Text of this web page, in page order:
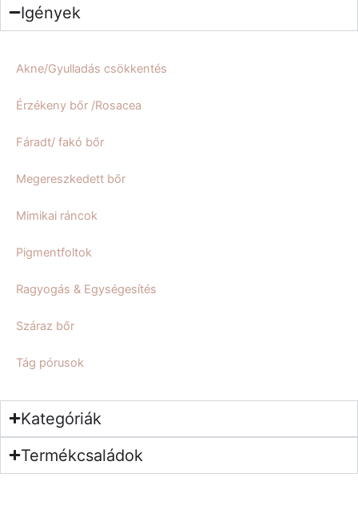
Igények
Akne/Gyulladás csökkentés
Érzékeny bőr /Rosacea
Fáradt/ fakó bőr
Megereszkedett bőr
Mimikai ráncok
Pigmentfoltok
Ragyogás & Egységesítés
Száraz bőr
Tág pórusok
Kategóriák
Termékcsaládok